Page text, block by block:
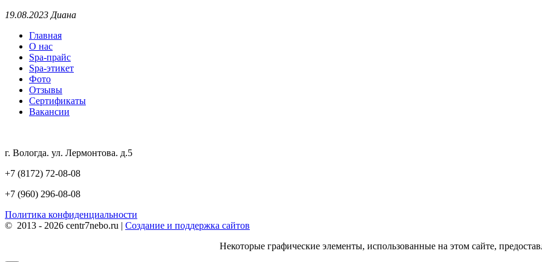
19.08.2023 Диана
Главная
О нас
Spa-прайс
Spa-этикет
Фото
Отзывы
Сертификаты
Вакансии
г. Вологда. ул. Лермонтова. д.5
+7 (8172) 72-08-08
+7 (960) 296-08-08
Политика конфиденциальности
© 2013 - 2026 centr7nebo.ru | Создание и поддержка сайтов
Некоторые графические элементы, использованные на этом сайте,